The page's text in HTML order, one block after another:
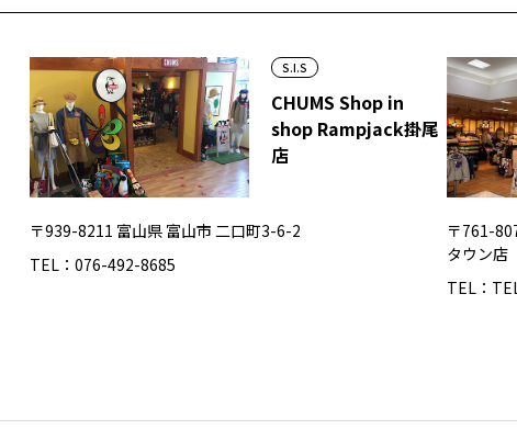
S.I.S
CHUMS Shop in
shop Rampjack掛尾
店
〒939-8211 富山県 富山市 二口町3-6-2
TEL：076-492-8685
〒761-
タウン店
TEL：